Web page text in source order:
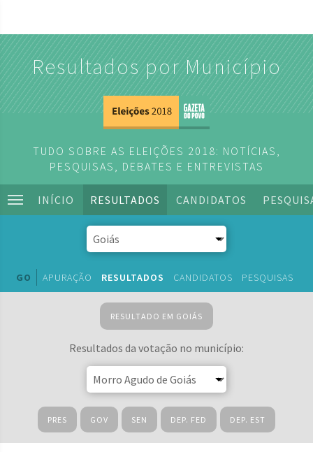
Resultados por Município
TUDO SOBRE AS ELEIÇÕES 2018: NOTÍCIAS,
PESQUISAS, DEBATES E ENTREVISTAS
INÍCIO RESULTADOS CANDIDATOS
GO APURAÇÃO RESULTADOS CANDIDATOS PESQUISAS
RESULTADO EM GOIÁS
Resultados da votação no município:
PRES GOV SEN DEP. FED DEP. EST